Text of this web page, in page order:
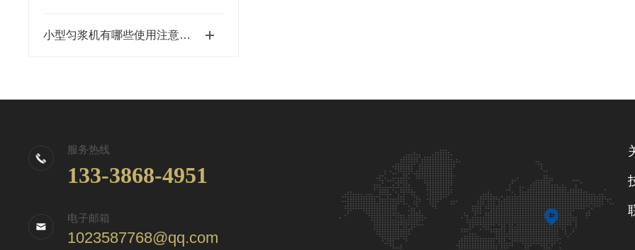
小型匀浆机有哪些使用注意事项
服务热线
133-3868-4951
电子邮箱
1023587768@qq.com